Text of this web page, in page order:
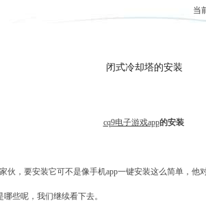
当
闭式冷却塔的安装
cq9电子游戏app的安装
伙，要安装它可不是像手机app一键安装这么简单，
些呢，我们继续看下去。